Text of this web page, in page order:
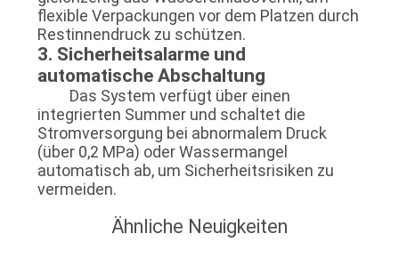
flexible Verpackungen vor dem Platzen durch
Restinnendruck zu schützen.
3. Sicherheitsalarme und
automatische Abschaltung
Das System verfügt über einen
integrierten Summer und schaltet die
Stromversorgung bei abnormalem Druck
(über 0,2 MPa) oder Wassermangel
automatisch ab, um Sicherheitsrisiken zu
vermeiden.
Ähnliche Neuigkeiten